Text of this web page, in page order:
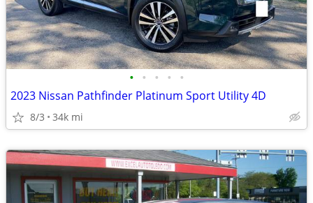
• • • • •
2023 Nissan Pathfinder Platinum Sport Utility 4D
8/3 34k mi